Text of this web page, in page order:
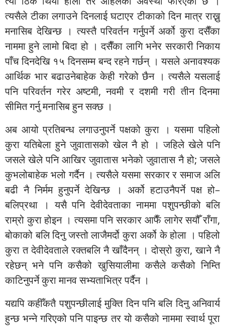
त्यसैले टीका लगाउने दिनलाई घटाएर टीकाको दिन मात्र राख्नु
मनासिब देखिन्छ । त्यस्तै परिवर्तन गर्नुपर्ने अर्को कुरा दसैँका
नाममा हुने लामो बिदा हो । दसैँका लागि भनेर सरकारी निकाय
पाँच दिनदेखि १५ दिनसम्म बन्द रहने गर्छन् । यसले अनावश्यक
आर्थिक भार बढाउनेबाहेक केही गरेको छैन । त्यसैले यसलाई
पनि परिवर्तन गरेर अष्टमी, नवमी र दशमी गरी तीन दिनमा
सीमित गर्नु मनासिब हुन सक्छ ।
अब आयो प्रतिबन्ध लगाउनुपर्ने पक्षको कुरा । यसमा पहिलो
कुरा यतिबेला हुने जुवातासको खेल नै हो । जहिले खेले पनि
जसले खेले पनि आखिर जुवातास भनेको जुवातास नै हो; जसले
कुभलोबाहेक भलो गर्दैन । त्यसैले यसमा सरकार र समाज अलि
बढी नै निर्मम हुनुपर्ने देखिन्छ । अर्को हटाउनैपर्ने पक्ष हो–
बलिप्रथा । यसै पनि देवीदेवताका नाममा पशुपन्छीको बलि
राम्रो कुरा होइन । त्यसमा पनि सरकार आफैँ लागेर सयौँ राँगा,
बोकाको बलि दिनु जस्तो लाजैमर्दो कुरा अर्को के होला । पहिलो
कुरा त देवीदेवताले रक्तबलि नै खाँदैनन् । दोस्रो कुरा, खाने नै
रहेछन् भने पनि कसैको खुसियालीमा कसैले कसैको निम्ति
काटिनुपर्ने कुरा मानव सभ्यताभित्र पर्दैन ।
यद्यपि कहीँकतै पशुपन्छीलाई मुक्ति दिन पनि बलि दिनु अनिवार्य
हुन्छ भन्ने गरिएको पनि पाइन्छ तर यो कसैको नाममा स्वार्थ पूरा